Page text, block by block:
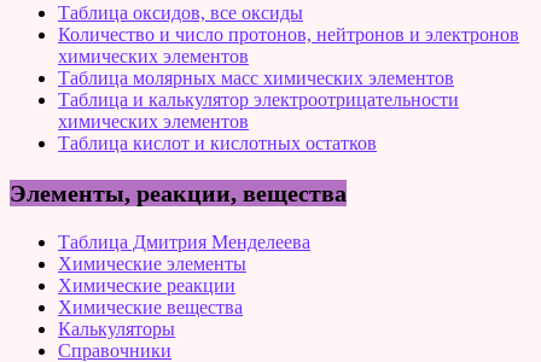
Таблица оксидов, все оксиды
Количество и число протонов, нейтронов и электронов
химических элементов
Таблица молярных масс химических элементов
Таблица и калькулятор электроотрицательности
химических элементов
Таблица кислот и кислотных остатков
Элементы, реакции, вещества
Таблица Дмитрия Менделеева
Химические элементы
Химические реакции
Химические вещества
Калькуляторы
Справочники